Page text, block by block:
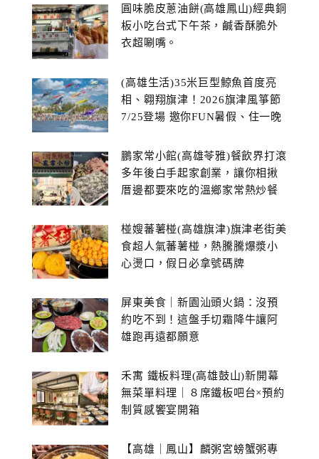
圓味脆皮蔥油餅(高雄鳳山)經典銅
板小吃台式下午茶，鹹香酥脆外
衣超唰嘴。
(高雄生活)35米巨型鯨魚首度亮
相、翱翔旗津！2026旗津風箏節
7/25登場 邀你FUN暑假、住一晚
鵬家常小館(高雄苓雅)餐飲界打滾
多年後白手起家創業，讓你相揪
厝邊都要來吃的溫鄉家常熱炒餐
椪嫂蕃薯椪(高雄旗津)旗津老街美
食超人氣蕃薯椪，熱騰騰爆漿小
心燙口，假日必拿號碼牌
屏東美食｜新園汕頭火鍋：沒預
約吃不到！這盤手切霜降牛讓阿
雄跑再遠都願意
禾寓 鐵板料理(高雄鼓山)新開幕
無菜單料理｜８席鐵板吧台×預約
制質感饗宴開箱
【高雄｜鳳山】麟粥宮螃蟹粥專